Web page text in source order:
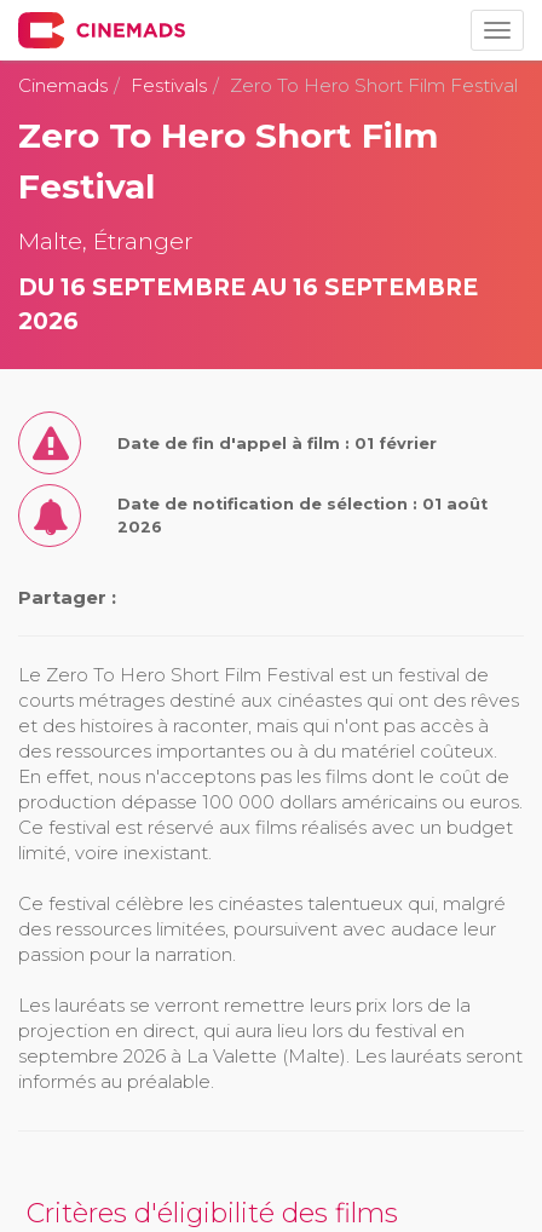
Cinemads
Festivals Zero To Hero Short Film Festival
Zero To Hero Short Film
Festival
Malte, Étranger
DU 16 SEPTEMBRE AU 16 SEPTEMBRE
2026
Date de fin d'appel à film : 01 février
Date de notification de sélection : 01 août
2026
Partager :
Le Zero To Hero Short Film Festival est un festival de
courts métrages destiné aux cinéastes qui ont des rêves
et des histoires à raconter, mais qui n'ont pas accès à
des ressources importantes ou à du matériel coûteux.
En effet, nous n'acceptons pas les films dont le coût de
production dépasse 100 000 dollars américains ou euros.
Ce festival est réservé aux films réalisés avec un budget
limité, voire inexistant.
Ce festival célèbre les cinéastes talentueux qui, malgré
des ressources limitées, poursuivent avec audace leur
passion pour la narration.
Les lauréats se verront remettre leurs prix lors de la
projection en direct, qui aura lieu lors du festival en
septembre 2026 à La Valette (Malte). Les lauréats seront
informés au préalable.
Critères d'éligibilité des films